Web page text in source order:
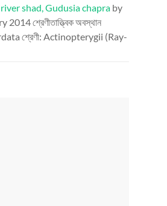
river shad, Gudusia chapra by
2014শ্রেণীতাত্ত্বিক অবস্থান
শ্রেণী: Actinopterygii (Ray-